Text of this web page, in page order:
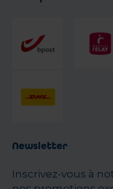
Newsletter
Inscrivez-vous à